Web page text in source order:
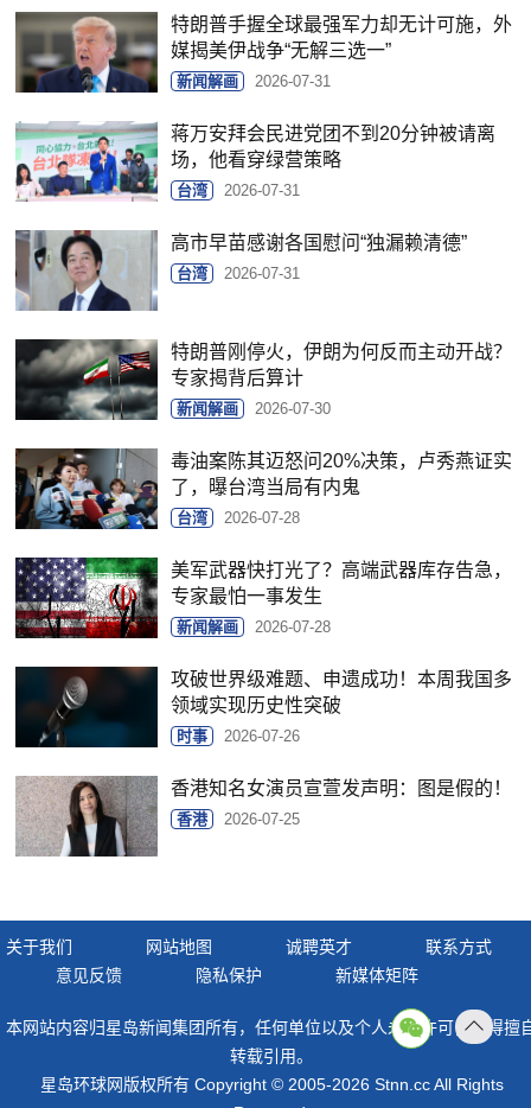
特朗普手握全球最强军力却无计可施，外
媒揭美伊战争“无解三选一”
新闻解画 2026-07-31
蒋万安拜会民进党团不到20分钟被请离
场，他看穿绿营策略
台湾 2026-07-31
高市早苗感谢各国慰问“独漏赖清德”
台湾 2026-07-31
特朗普刚停火，伊朗为何反而主动开战？
专家揭背后算计
新闻解画 2026-07-30
毒油案陈其迈怒问20%决策，卢秀燕证实
了，曝台湾当局有内鬼
台湾 2026-07-28
美军武器快打光了？高端武器库存告急，
专家最怕一事发生
新闻解画 2026-07-28
攻破世界级难题、申遗成功！本周我国多
领域实现历史性突破
时事 2026-07-26
香港知名女演员宣萱发声明：图是假的！
香港 2026-07-25
关于我们 网站地图 诚聘英才
联系方式
意见反馈
隐私保护 新媒体矩阵
本网站内容归星岛新闻集团所有，任何单位以及个人未经许可，不得擅
转载引用。
星岛环球网版权所有 Copyright © 2005-2026 Stnn.cc All Rights
顶部